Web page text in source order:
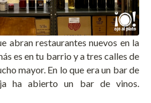
abran restaurantes nuevos en la
es en tu barrio y a tres calles de
mayor. En lo que era un bar de
ha abierto un bar de vinos.